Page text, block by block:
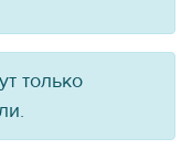
только